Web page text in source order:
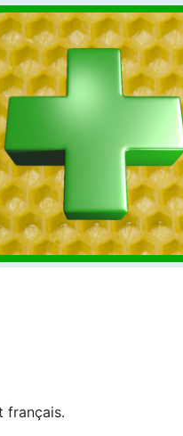
français.